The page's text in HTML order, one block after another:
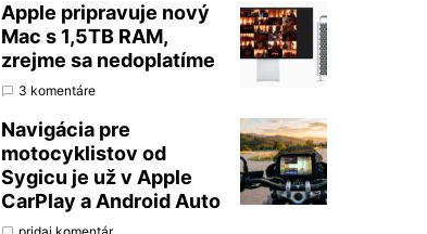
Apple pripravuje nový
Mac s 1,5TB RAM,
zrejme sa nedoplatíme
3 komentáre
Navigácia pre
motocyklistov od
Sygicu je už v Apple
CarPlay a Android Auto